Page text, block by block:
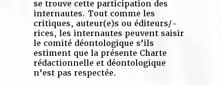
se trouve cette participation des
internautes. Tout comme les
critiques, auteur(e)s ou éditeurs/-
rices, les internautes peuvent saisir
le comité déontologique s'ils
estiment que la présente Charte
rédactionnelle et déontologique
n'est pas respectée.